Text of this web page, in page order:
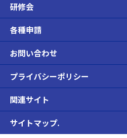
研修会
各種申請
お問い合わせ
プライバシーポリシー
関連サイト
サイトマップ.